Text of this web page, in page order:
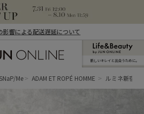
影響による配送遅延について
新しいキレイと出合うために。
SNaP/Me ADAM ET ROPÉ HOMME ルミネ新宿